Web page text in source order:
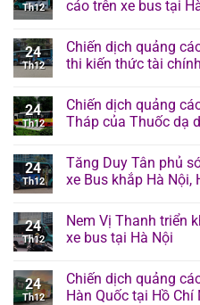
Th12
cáo trên xe bus tại
24
Th12
Chiến dịch quảng
thi kiến thức tài
24
Th12
Chiến dịch quảng
Tháp của Thuốc dạ
24
Th12
Tăng Duy Tân phủ
xe Bus khắp Hà Nội,
24
Th12
Nem Vị Thanh triển
xe bus tại Hà Nội
24
Th12
Chiến dịch quảng
Hàn Quốc tại Hồ Chí